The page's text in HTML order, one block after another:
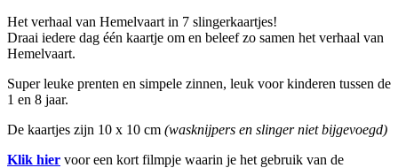
Het verhaal van Hemelvaart in 7 slingerkaartjes!
Draai iedere dag één kaartje om en beleef zo samen het verhaal van
Hemelvaart.
Super leuke prenten en simpele zinnen, leuk voor kinderen tussen de
1 en 8 jaar.
De kaartjes zijn 10 x 10 cm (wasknijpers en slinger niet bijgevoegd)
Klik hier voor een kort filmpje waarin je het gebruik van de